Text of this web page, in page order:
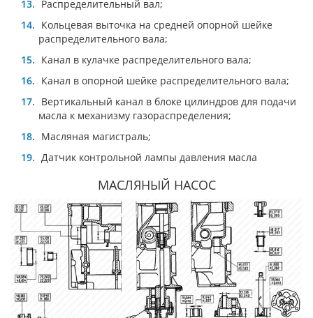
Распределительный вал;
Кольцевая выточка на средней опорной шейке
распределительного вала;
Канал в кулачке распределительного вала;
Канал в опорной шейке распределительного вала;
Вертикальный канал в блоке цилиндров для подачи
масла к механизму газораспределения;
Масляная магистраль;
Датчик контрольной лампы давления масла
МАСЛЯНЫЙ НАСОС